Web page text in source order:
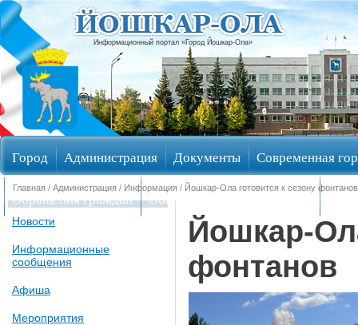
Информационный портал «Город Йошкар-Ола»
Город Администрация Документы Современная
Обращения граждан Общественные обсуждения
Главная / Администрация / Информация / Йошкар-Ола готовится к сезону фонтанов
Новости
Информационные
сообщения
Афиша
Мероприятия
Йошкар-
фонтанов